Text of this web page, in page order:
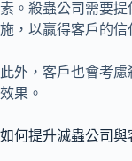
素。殺蟲公司需要
施，以贏得客戶的信
此外，客戶也會考
效果。
如何提升滅蟲公司與